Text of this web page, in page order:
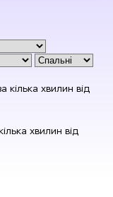
хвилин від